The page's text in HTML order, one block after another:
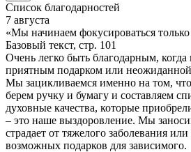
Список благодарностей
7 августа
«Мы начинаем фокусироваться
Базовый текст, стр. 101
Очень легко быть благодарным,
приятным подарком или неожиданной
Мы зацикливаемся именно на том,
берем ручку и бумагу и составляем
духовные качества, которые
– это наше выздоровление. Мы
страдает от тяжелого заболевания
возможных подарков для зависимого.